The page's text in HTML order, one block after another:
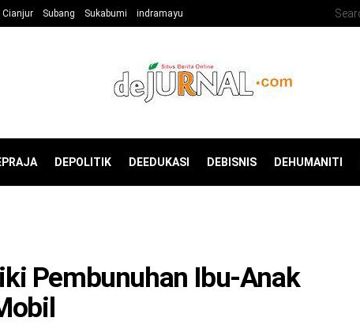
Cianjur Subang Sukabumi indramayu
DEPOLITIK DEEDUKASI DEBISNIS DEHUMANITI
Pembunuhan Ibu-Anak